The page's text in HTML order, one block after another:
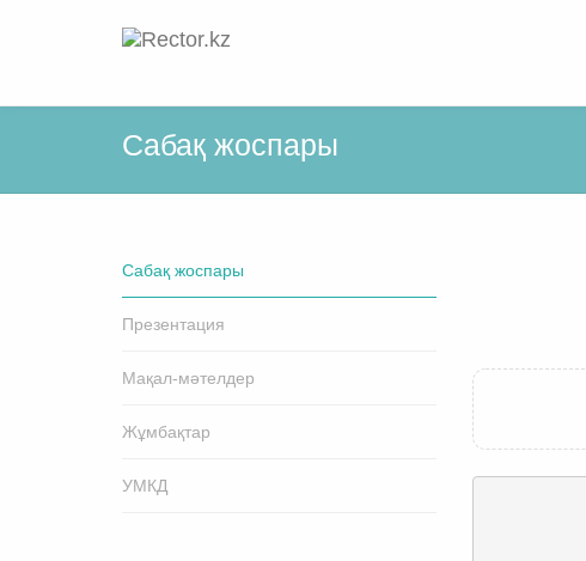
Cабақ жоспары
Cабақ жоспары
Презентация
Мақал-мәтелдер
Жұмбақтар
УМКД